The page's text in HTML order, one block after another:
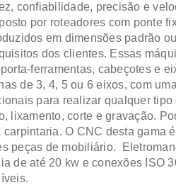
confiabilidade, precisão e
por roteadores com ponte
em dimensões padrão
dos clientes. Essas
ferramentas, cabeçotes e
de 3, 4, 5 ou 6 eixos, com
para realizar qualquer tipo
lixamento, corte e gravação.
carpintaria. O CNC desta gama
peças de mobiliário.
de até 20 kw e conexões ISO